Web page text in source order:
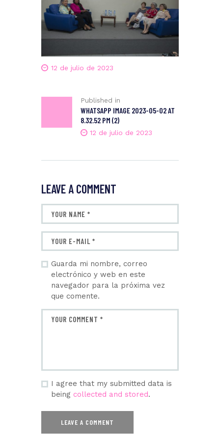
12 de julio de 2023
Published in
WHATSAPP IMAGE 2023-05-02 AT
8.32.52 PM (2)
12 de julio de 2023
LEAVE A COMMENT
Guarda mi nombre, correo
electrónico y web en este
navegador para la próxima vez
que comente.
I agree that my submitted data is
being collected and stored.